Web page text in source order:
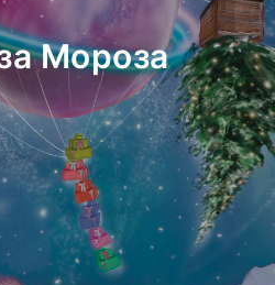
Мороза